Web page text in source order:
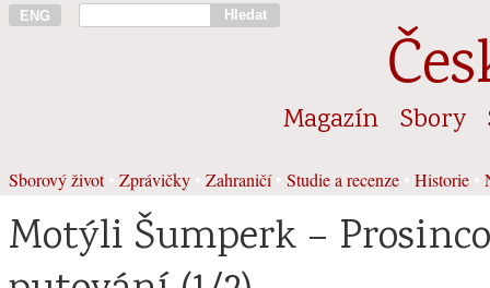
ENG Hledat
Magazín Sbory
Sborový život• Zprávičky Zahraničí• Studie a recenze Historie
Motýli Šumperk –